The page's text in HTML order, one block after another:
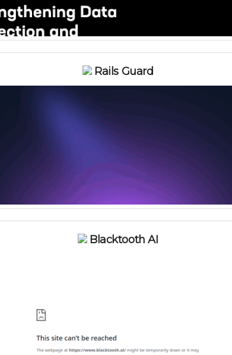
Rails Guard
Blacktooth AI